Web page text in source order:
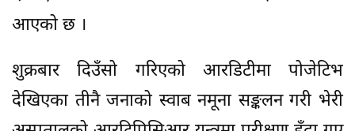
आएको छ ।
शुक्रबार दिउँसो गरिएको आरडिटीमा पोजेटिभ
देखिएका तीनै जनाको स्वाब नमूना सङ्कलन गरी भेरी